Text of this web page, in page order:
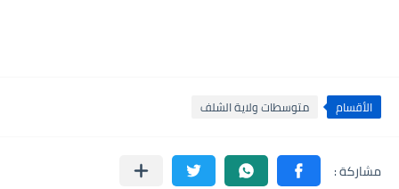
الأقسام متوسطات ولاية الشلف